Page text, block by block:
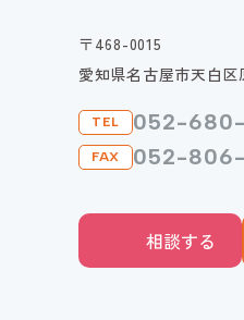
〒468-0015
愛知県名古屋市天白区
TEL 052-
FAX 052-
相談する